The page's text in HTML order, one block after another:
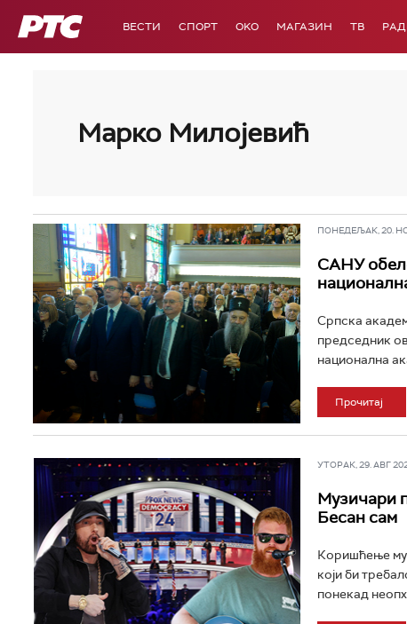
РТС ВЕСТИ СПОРТ OKO МАГАЗИН ТВ
Марко Милојевић
ПОНЕДЕЉАК, 20.
САНУ
Српска
председник
национална
Прочитај
УТОРАК, 29. АВГ
Музичари
Бесан сам
Коришћење
који би
понекад